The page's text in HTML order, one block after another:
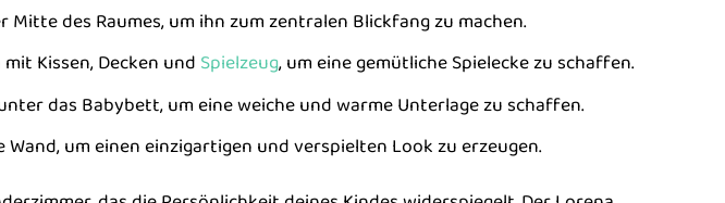
des Raumes, um ihn zum zentralen Blickfang zu machen.
Kissen, Decken und Spielzeug, um eine gemütliche Spielecke zu schaffen.
das Babybett, um eine weiche und warme Unterlage zu schaffen.
um einen einzigartigen und verspielten Look zu erzeugen.